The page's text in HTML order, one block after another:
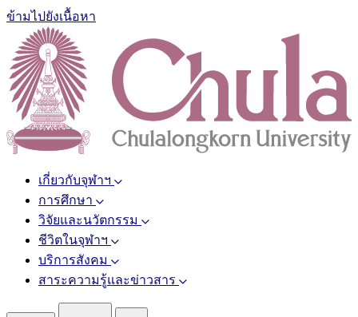
ข้ามไปยังเนื้อหา
เกี่ยวกับจุฬาฯ
การศึกษา
วิจัยและนวัตกรรม
ชีวิตในจุฬาฯ
บริการสังคม
สาระความรู้และข่าวสาร